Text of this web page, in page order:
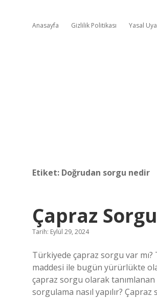
Anasayfa Gizlilik Politikası Yasal
Etiket: Doğrudan sorgu nedir
Çapraz
Tarih: Eylül 29, 2024
Türkiyede çapraz sorgu var mı?
maddesi ile bugün yürürlükte
çapraz sorgu olarak tanımlanan
sorgulama nasıl yapılır?